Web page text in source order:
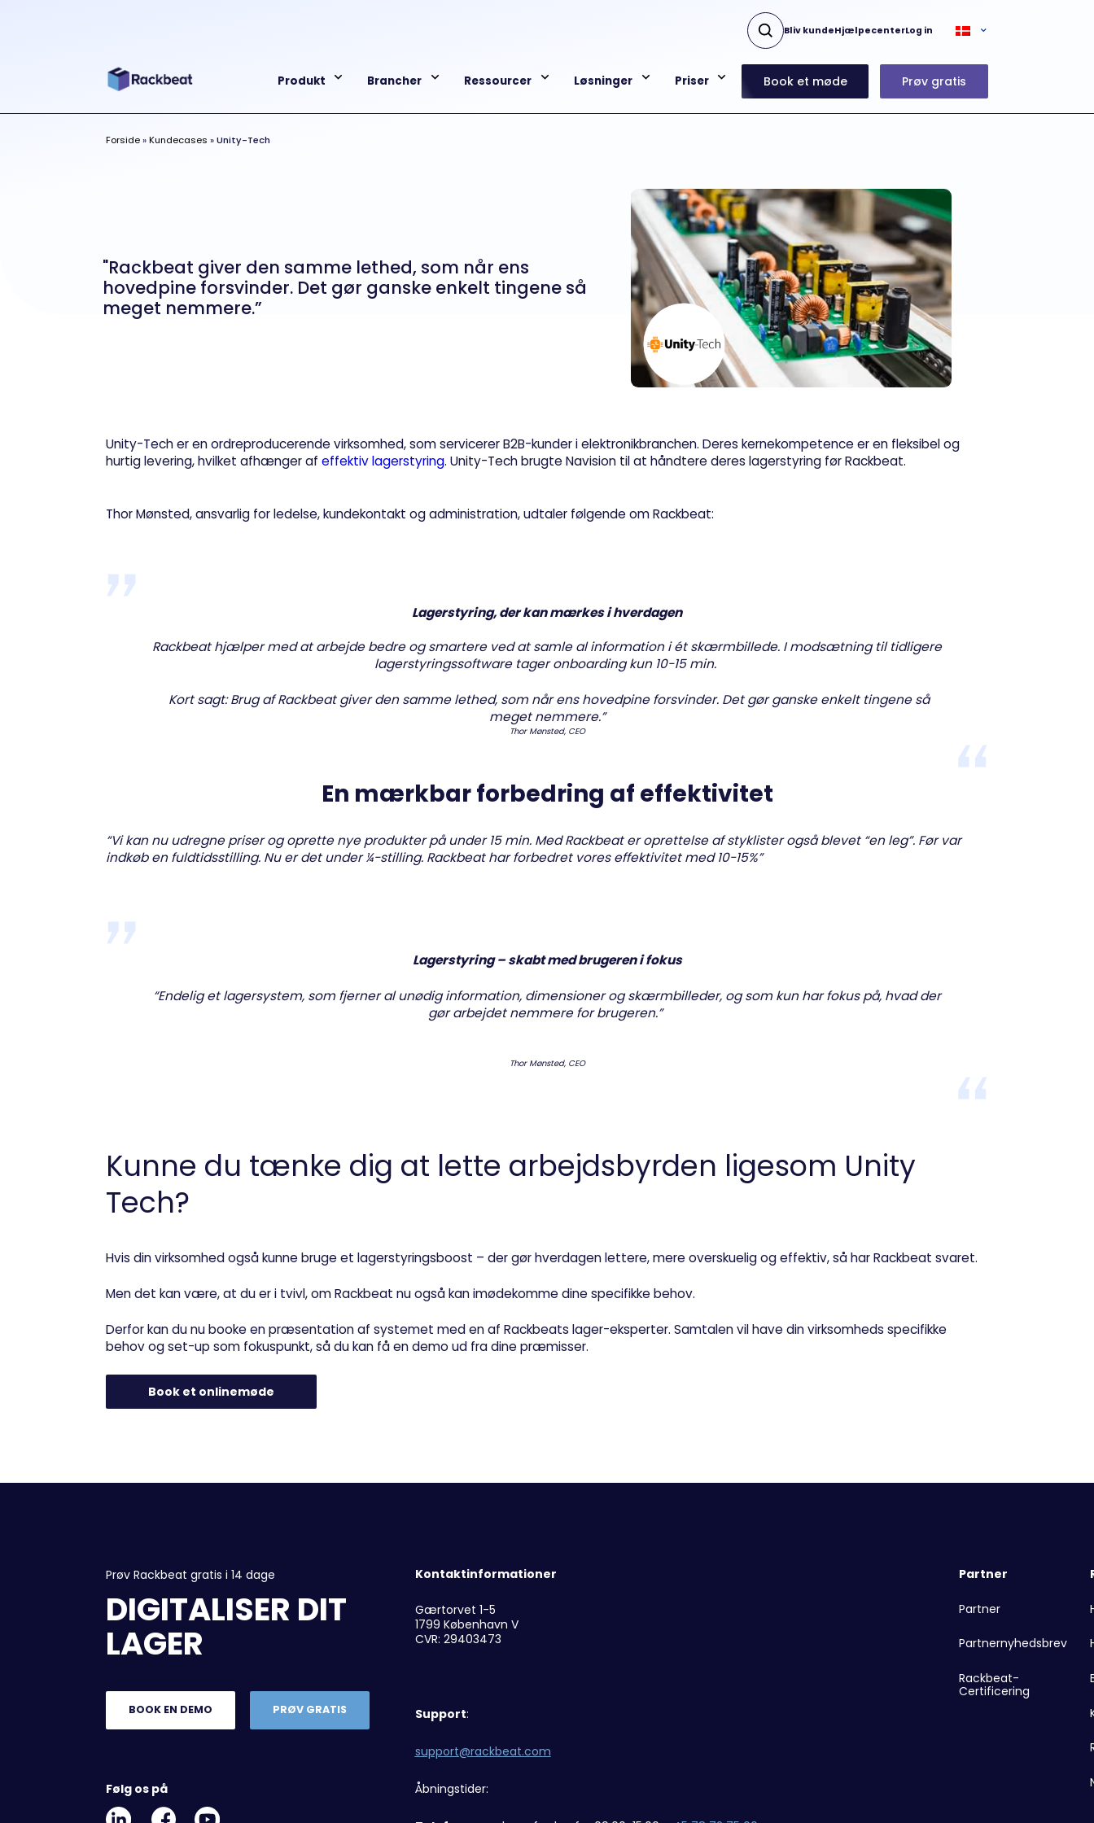
Produkt Brancher Ressourcer Løsninger Priser Book et møde Prøv gratis
Bliv kundeHjælpecenterLog in
Forside»Kundecases »Unity-Tech
"Rackbeat giver den samme lethed, som når ens
hovedpine forsvinder. Det gør ganske enkelt tingene så
meget nemmere.”
Unity-Tech er en ordreproducerende virksomhed, som servicerer B2B-kunder i elektronikbranchen. Deres kernekompetence er en fleksibel og
hurtig levering, hvilket afhænger afeffektiv lagerstyring. Unity-Tech brugte Navision til at håndtere deres lagerstyring før Rackbeat.
Thor Mønsted, ansvarlig for ledelse, kundekontakt og administration, udtaler følgende om Rackbeat:
Lagerstyring, der kan mærkes i hverdagen
Rackbeat hjælper med at arbejde bedre og smartere ved at samle al information i ét skærmbillede. I modsætning til tidligere
lagerstyringssoftware tager onboarding kun 10-15 min.
Kort sagt: Brug af Rackbeat giver den samme lethed, som når ens hovedpine forsvinder. Det gør ganske enkelt tingene så
meget nemmere.”
Thor Mønsted, CEO
En mærkbar forbedring af effektivitet
“Vi kan nu udregne priser og oprette nye produkter på under 15 min. Med Rackbeat er oprettelse af styklister også blevet “en leg”. Før var
indkøb en fuldtidsstilling. Nu er det under ¼-stilling. Rackbeat har forbedret vores effektivitet med 10-15%”
Lagerstyring – skabt med brugeren i fokus
“Endelig et lagersystem, som fjerner al unødig information, dimensioner og skærmbilleder, og som kun har fokus på, hvad der
gør arbejdet nemmere for brugeren.”
Thor Mønsted, CEO
Kunne du tænke dig at lette arbejdsbyrden ligesom Unity
Tech?
Hvis din virksomhed også kunne bruge et lagerstyringsboost – der gør hverdagen lettere, mere overskuelig og effektiv, så har Rackbeat svaret.
Men det kan være, at du er i tvivl, om Rackbeat nu også kan imødekomme dine specifikke behov.
Derfor kan du nu booke en præsentation af systemet med en af Rackbeats lager-eksperter. Samtalen vil have din virksomheds specifikke
behov og set-up som fokuspunkt, så du kan få en demo ud fra dine præmisser.
Book et onlinemøde
Prøv Rackbeat gratis i 14 dage
DIGITALISER DIT
LAGER
BOOK EN DEMO PRØV GRATIS
Følg os på
Linkedin
Facebook
Youtube
Kontaktinformationer
Gærtorvet 1-5
1799 København V
CVR: 29403473
Support:
support@rackbeat.com
Åbningstider:
Partner
Partner
Partnernyhedsbrev
Rackbeat-
Certificering